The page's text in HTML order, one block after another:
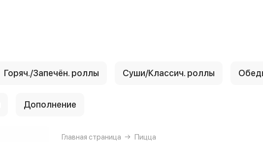
Горяч./Запечён. роллы Суши/Классич. роллы
Дополнение
Главная страница Пицца